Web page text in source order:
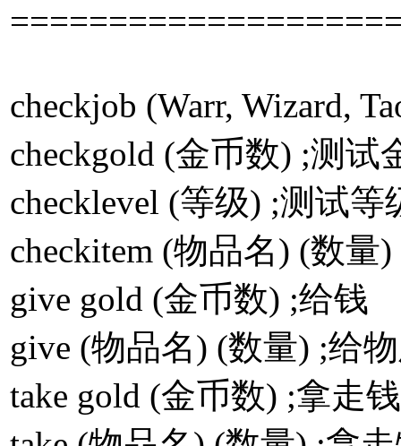
checkjob (Warr, Wizard,
checkgold (金币数) ;测试
checklevel (等级) ;测试等
checkitem (物品名) (数量
give gold (金币数) ;给钱
give (物品名) (数量) ;给
take gold (金币数) ;拿走钱